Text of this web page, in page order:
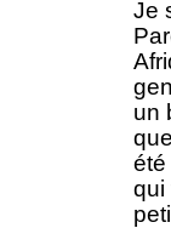
Je
un
été
qui